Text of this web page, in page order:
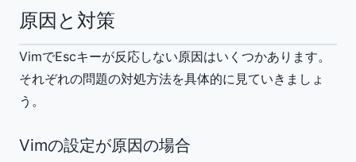
原因と対策
VimでEscキーが反応しない原因はいくつかあります。
それぞれの問題の対処方法を具体的に見ていきましょ
う。
Vimの設定が原因の場合